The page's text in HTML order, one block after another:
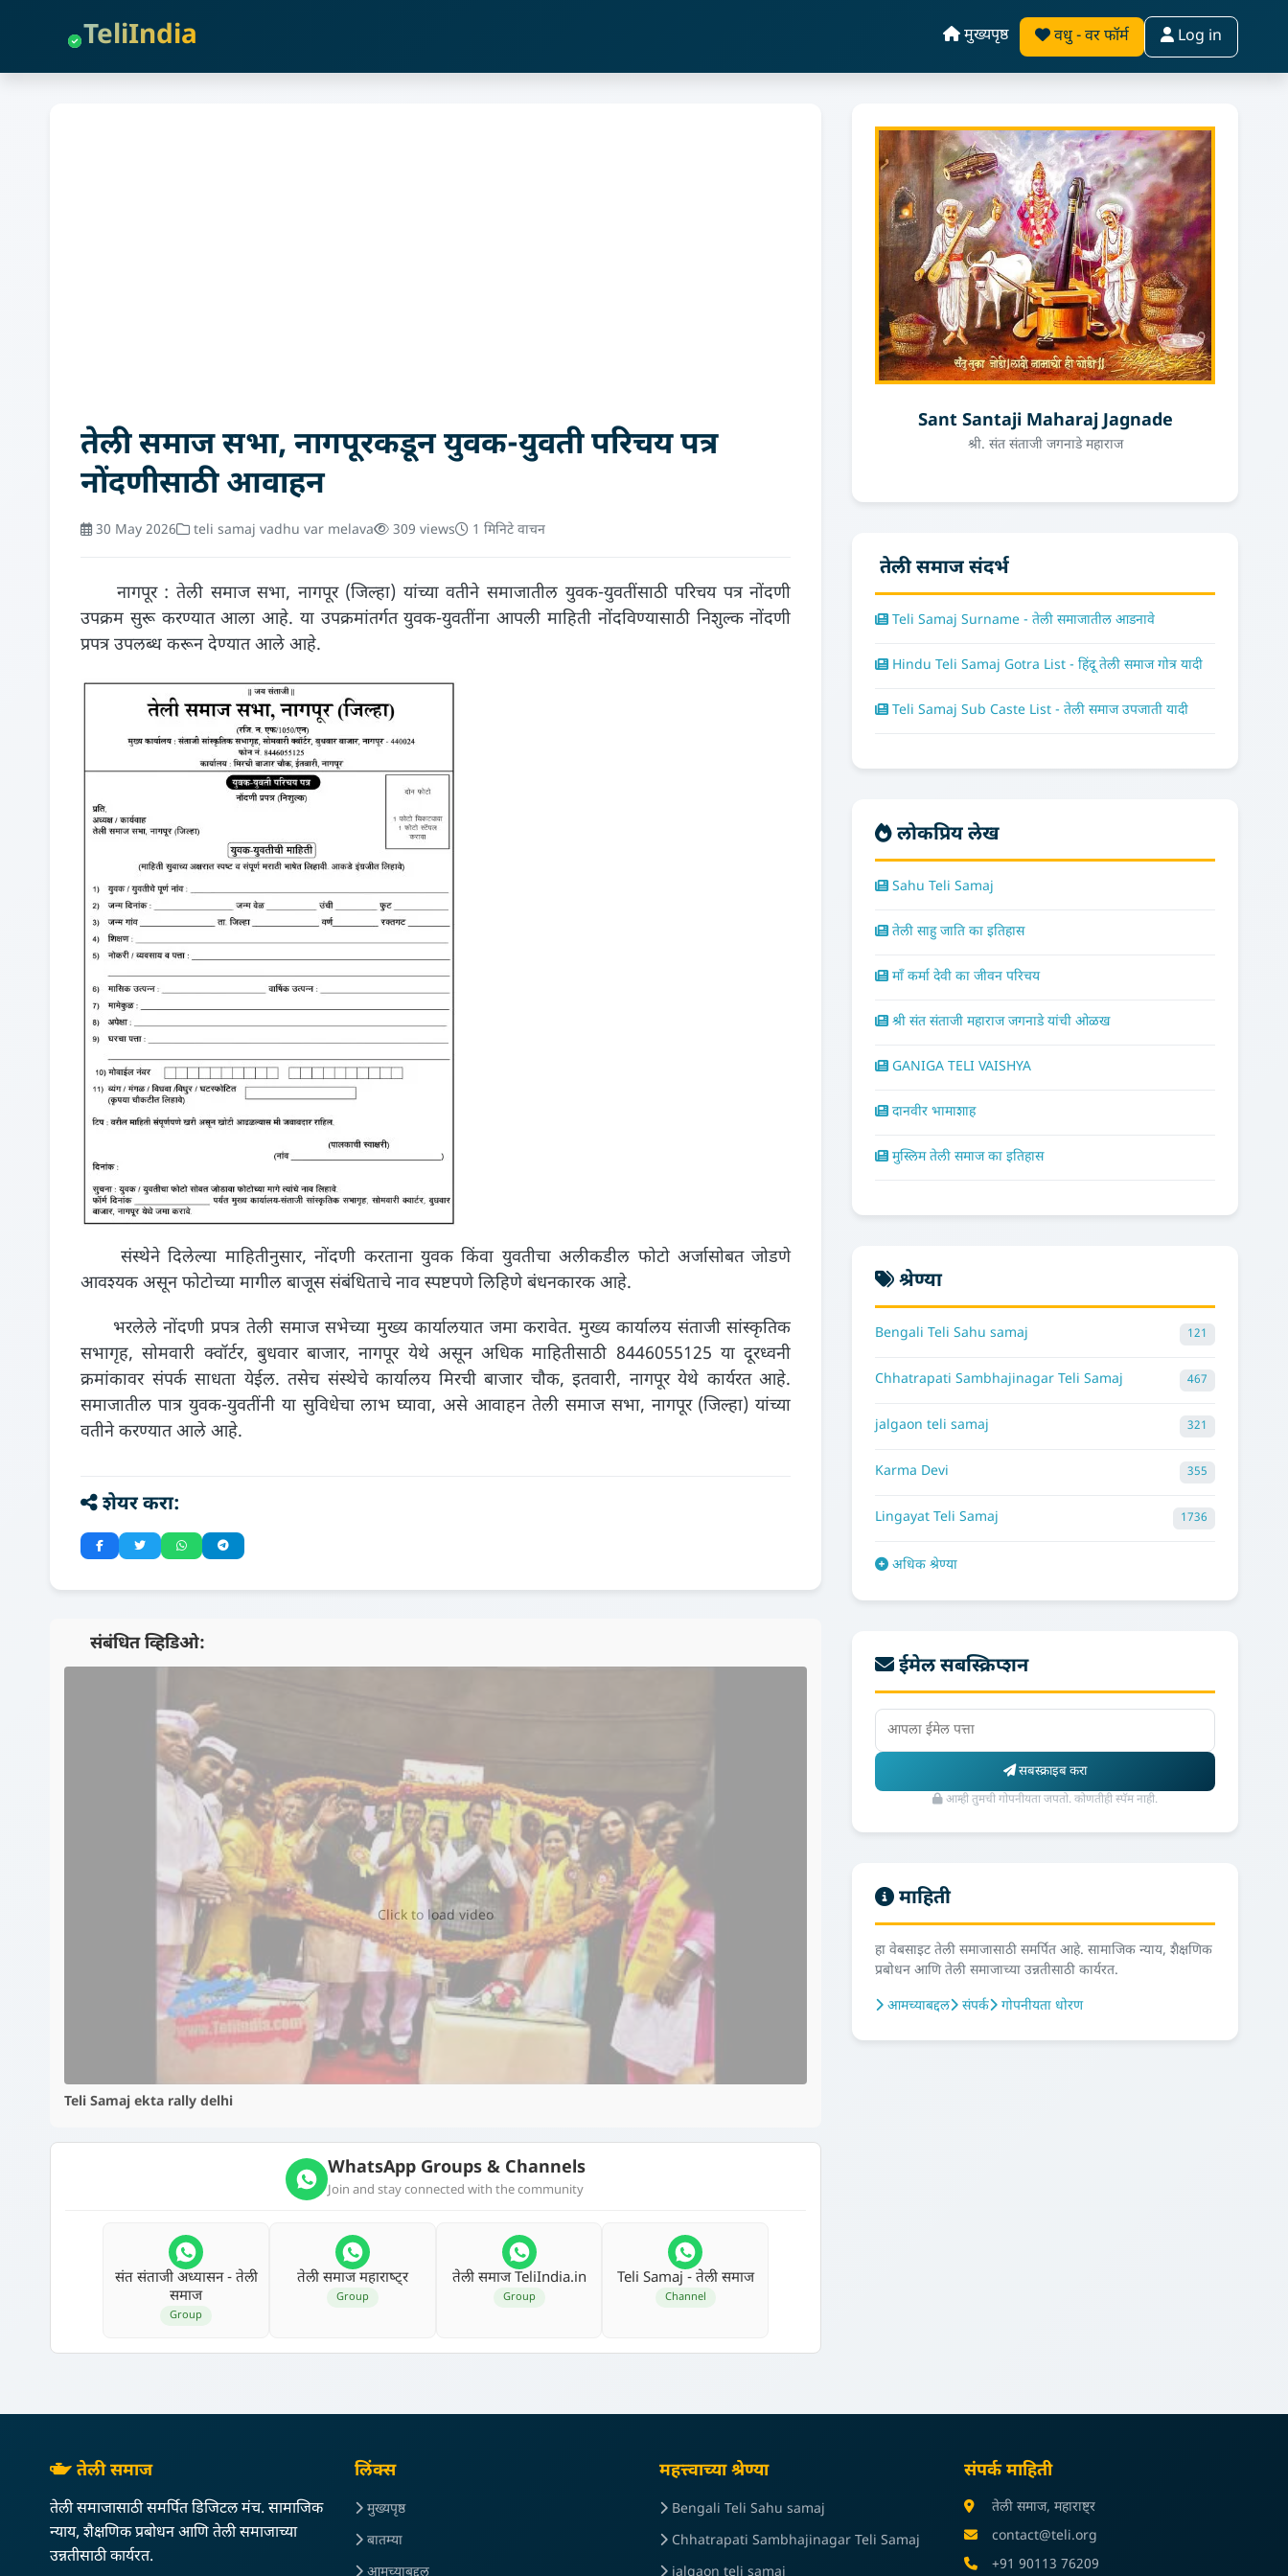
TeliIndia मुख्यपृष्ठ वधु - वर फॉर्म Log in
तेली समाज सभा, नागपूरकडून युवक-युवती परिचय पत्र
नोंदणीसाठी आवाहन
30 May 2026 teli samaj vadhu var melava 309 views 1 मिनिटे वाचन
नागपूर : तेली समाज सभा, नागपूर (जिल्हा) यांच्या वतीने समाजातील युवक-युवतींसाठी परिचय पत्र नोंदणी
उपक्रम सुरू करण्यात आला आहे. या उपक्रमांतर्गत युवक-युवतींना आपली माहिती नोंदविण्यासाठी निशुल्क नोंदणी
प्रपत्र उपलब्ध करून देण्यात आले आहे.
संस्थेने दिलेल्या माहितीनुसार, नोंदणी करताना युवक किंवा युवतीचा अलीकडील फोटो अर्जासोबत जोडणे
आवश्यक असून फोटोच्या मागील बाजूस संबंधिताचे नाव स्पष्टपणे लिहिणे बंधनकारक आहे.
भरलेले नोंदणी प्रपत्र तेली समाज सभेच्या मुख्य कार्यालयात जमा करावेत. मुख्य कार्यालय संताजी सांस्कृतिक
सभागृह, सोमवारी क्वॉर्टर, बुधवार बाजार, नागपूर येथे असून अधिक माहितीसाठी 8446055125 या दूरध्वनी
क्रमांकावर संपर्क साधता येईल. तसेच संस्थेचे कार्यालय मिरची बाजार चौक, इतवारी, नागपूर येथे कार्यरत आहे.
समाजातील पात्र युवक-युवतींनी या सुविधेचा लाभ घ्यावा, असे आवाहन तेली समाज सभा, नागपूर (जिल्हा) यांच्या
वतीने करण्यात आले आहे.
शेयर करा:
📺 संबंधित व्हिडिओ:
▶️
Click to load video
Teli Samaj ekta rally delhi
WhatsApp Groups & Channels
Join and stay connected with the community
संत संताजी अध्‍यासन - तेली
समाज
Group
तेली समाज महाराष्‍ट्र
Group
तेली समाज TeliIndia.in
Group
Teli Samaj - तेली समाज
Channel
Sant Santaji Maharaj Jagnade
श्री. संत संताजी जगनाडे महाराज
तेली समाज संदर्भ
Teli Samaj Surname - तेली समाजातील आडनावे
Hindu Teli Samaj Gotra List - हिंदू तेली समाज गोत्र यादी
Teli Samaj Sub Caste List - तेली समाज उपजाती यादी
लोकप्रिय लेख
Sahu Teli Samaj
तेली साहु जाति का इतिहास
माँ कर्मा देवी का जीवन परिचय
श्री संत संताजी महाराज जगनाडे यांची ओळख
GANIGA TELI VAISHYA
दानवीर भामाशाह
मुस्लिम तेली समाज का इतिहास
श्रेण्या
Bengali Teli Sahu samaj 121
Chhatrapati Sambhajinagar Teli Samaj 467
jalgaon teli samaj 321
Karma Devi 355
Lingayat Teli Samaj 1736
अधिक श्रेण्या
ईमेल सबस्क्रिप्शन
सबस्क्राइब करा
आम्ही तुमची गोपनीयता जपतो. कोणतीही स्पॅम नाही.
माहिती
हा वेबसाइट तेली समाजासाठी समर्पित आहे. सामाजिक न्याय, शैक्षणिक
प्रबोधन आणि तेली समाजाच्या उन्नतीसाठी कार्यरत.
आमच्याबद्दल
संपर्क गोपनीयता धोरण
तेली समाज
तेली समाजासाठी समर्पित डिजिटल मंच. सामाजिक
न्याय, शैक्षणिक प्रबोधन आणि तेली समाजाच्या
उन्नतीसाठी कार्यरत.
लिंक्स
मुख्यपृष्ठ
बातम्या
महत्त्वाच्या श्रेण्या
Bengali Teli Sahu samaj
Chhatrapati Sambhajinagar Teli Samaj
संपर्क माहिती
तेली समाज, महाराष्ट्र
contact@teli.org
+91 90113 76209